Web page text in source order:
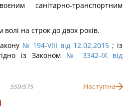
санітарно-транспортним
на строк до двох років.
№ 194-VIII від 12.02.2015 ; із
із Законом № 3342-IX від
559/575 Наступна